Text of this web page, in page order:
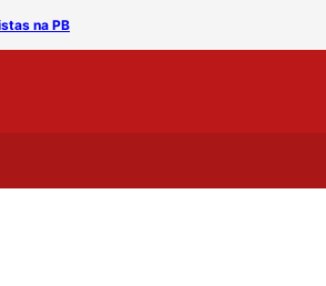
na PB